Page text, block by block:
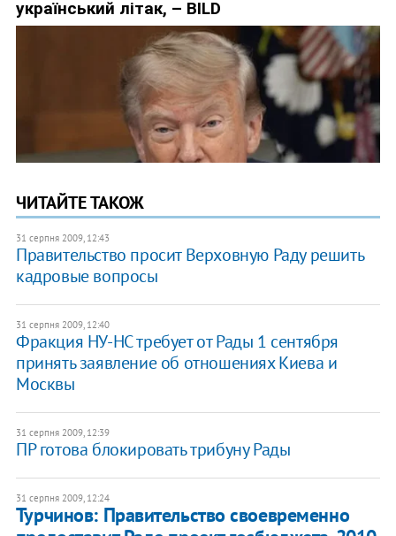
ЧИТАЙТЕ ТАКОЖ
31 серпня 2009, 12:43
Правительство просит Верховную Раду решить
кадровые вопросы
31 серпня 2009, 12:40
Фракция НУ-НС требует от Рады 1 сентября
принять заявление об отношениях Киева и
Москвы
31 серпня 2009, 12:39
ПР готова блокировать трибуну Рады
31 серпня 2009, 12:24
Турчинов: Правительство своевременно